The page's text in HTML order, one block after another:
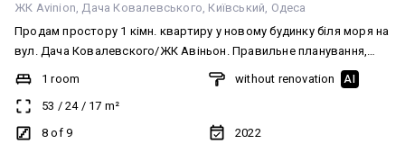
ЖК Avinion Дача Ковалевського Київський Одеса
Продам простору 1 кімн. квартиру у новому будинку біля моря на
вул. Дача Ковалевского/ЖК Авіньон. Правильне планування,
загальна площа 53 кв.м. Своє автономне опалення від газового
потреби зробити лоджу. Стан квартири від забудовників
дозволяє новим власникам зробити ремонт за своїм смаком. У
1 room
53 / 24/ 17 m²
8 of 9
without renovation AI
2022